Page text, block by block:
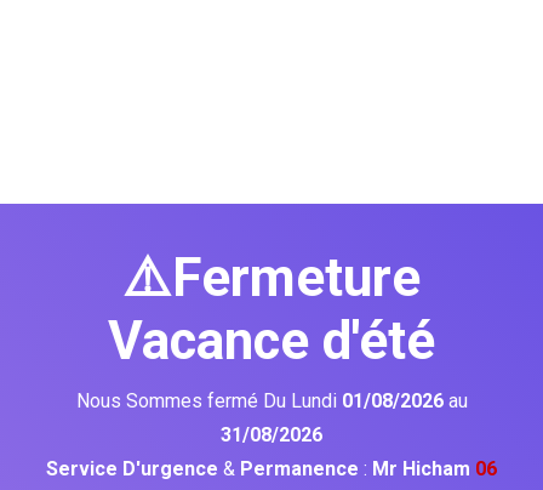
⚠️Fermeture
Vacance d'été
Nous Sommes fermé Du Lundi 01/08/2026 au
31/08/2026
Service D'urgence & Permanence : Mr Hicham 06